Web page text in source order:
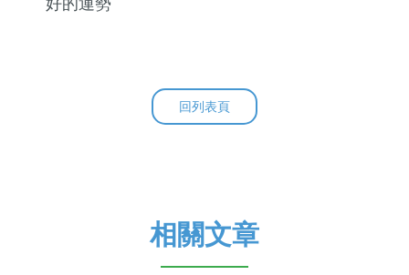
回列表頁
相關文章